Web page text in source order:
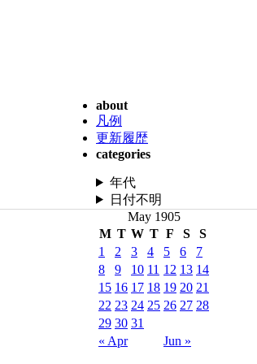
about
凡例
更新履歴
categories
年代
日付不明
May 1905
M T W T F S S
« Apr Jun »
1 2 3 4 5 6
7
8
9 10 11 12 13 14
15 16 17 18 19 20 21
22 23 24 25 26 27 28
29 30 31